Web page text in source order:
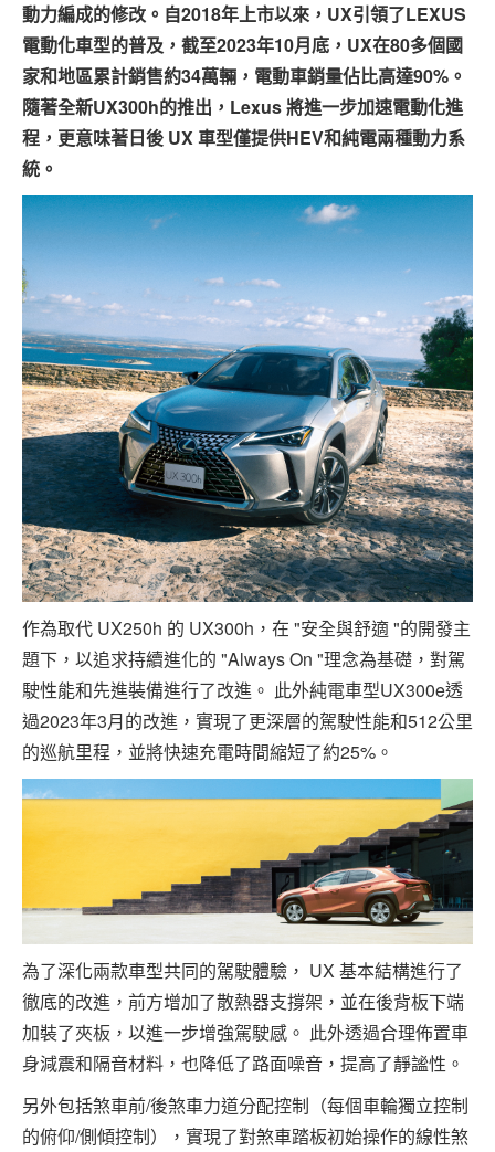
動力編成的修改。自2018年上市以來，UX引領了LEXUS
電動化車型的普及，截至2023年10月底，UX在80多個國
家和地區累計銷售約34萬輛，電動車銷量佔比高達90%。
隨著全新UX300h的推出，Lexus 將進一步加速電動化進
程，更意味著日後 UX 車型僅提供HEV和純電兩種動力系
統。
作為取代 UX250h 的 UX300h，在 "安全與舒適 "的開發主
題下，以追求持續進化的 "Always On "理念為基礎，對駕
駛性能和先進裝備進行了改進。 此外純電車型UX300e透
過2023年3月的改進，實現了更深層的駕駛性能和512公里
的巡航里程，並將快速充電時間縮短了約25%。
為了深化兩款車型共同的駕駛體驗， UX 基本結構進行了
徹底的改進，前方增加了散熱器支撐架，並在後背板下端
加裝了夾板，以進一步增強駕駛感。 此外透過合理佈置車
身減震和隔音材料，也降低了路面噪音，提高了靜謐性。
另外包括煞車前/後煞車力道分配控制（每個車輪獨立控制
的俯仰/側傾控制），實現了對煞車踏板初始操作的線性煞